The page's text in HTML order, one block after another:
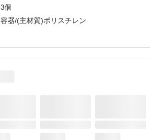
3個
容器/(主材質)ポリスチレン